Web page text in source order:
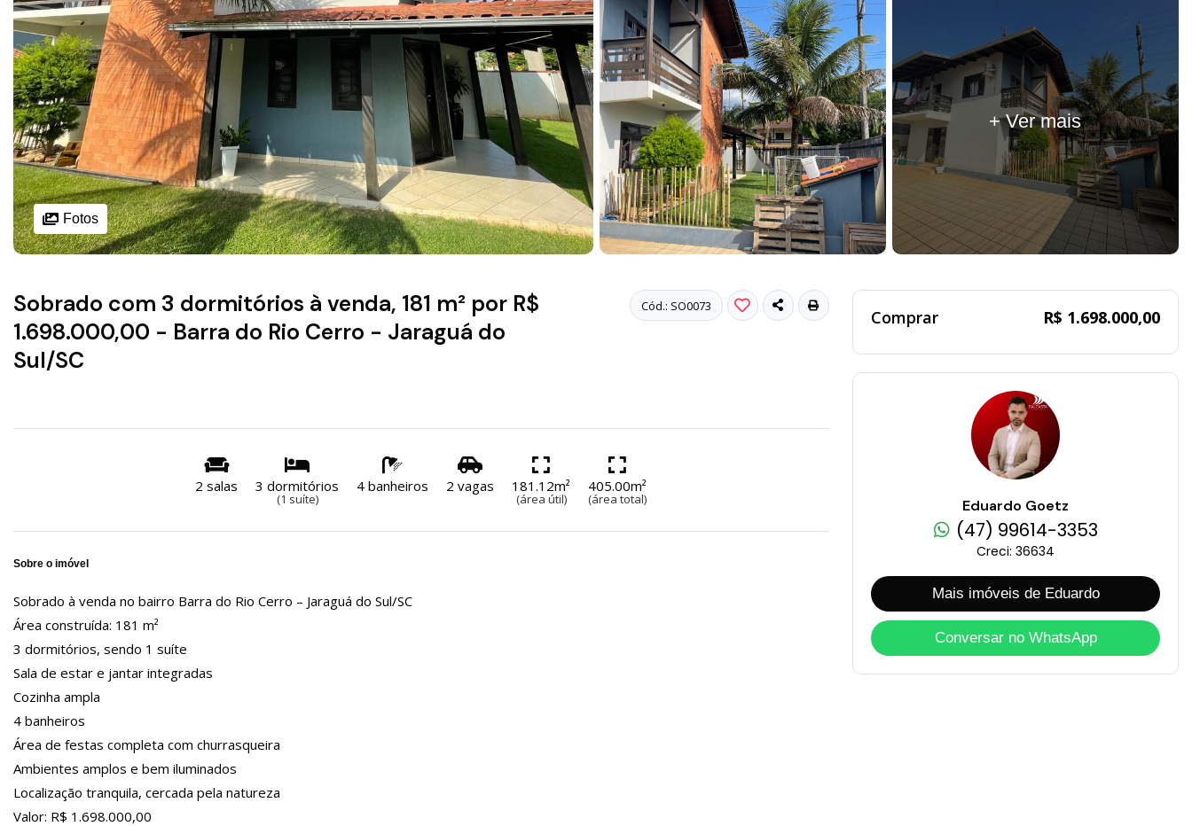
Fotos
+ Ver mais
Cód.: SO0073
Sobrado com 3 dormitórios à venda, 181 m² por R$
1.698.000,00 - Barra do Rio Cerro - Jaraguá do
Sul/SC
2 salas 3 dormitórios
(1 suíte)
4 banheiros 2 vagas 181.12m²
(área útil)
405.00m²
(área total)
Sobre o imóvel
Sobrado à venda no bairro Barra do Rio Cerro – Jaraguá do Sul/SC
Área construída: 181 m²
3 dormitórios, sendo 1 suíte
Sala de estar e jantar integradas
Cozinha ampla
4 banheiros
Área de festas completa com churrasqueira
Ambientes amplos e bem iluminados
Localização tranquila, cercada pela natureza
Valor: R$ 1.698.000,00
Comprar R$ 1.698.000,00
Eduardo Goetz
(47) 99614-3353
Creci: 36634
Mais imóveis de Eduardo
Conversar no WhatsApp